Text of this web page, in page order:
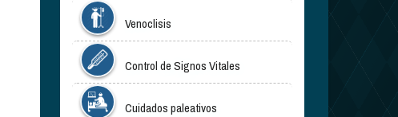
Venoclisis
Control de Signos Vitales
Cuidados paleativos